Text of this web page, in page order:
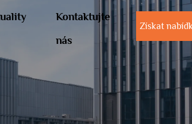
Kontaktujte
nás
Získat